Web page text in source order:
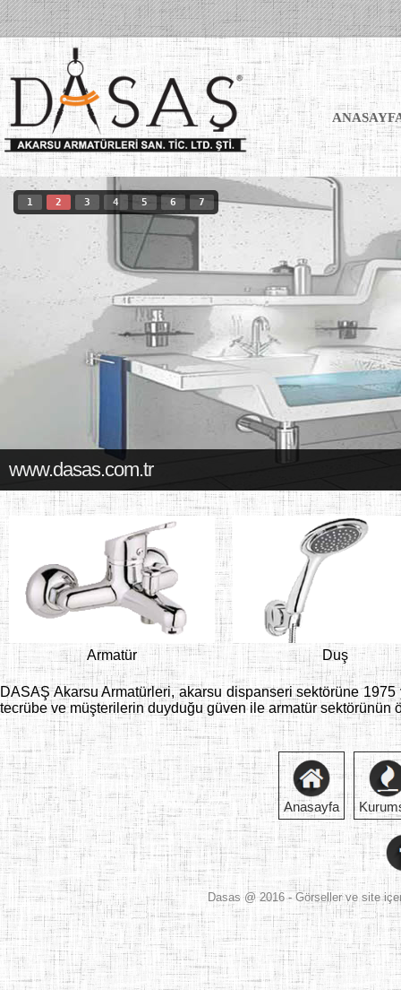
1 2 3 4 5 6 7
Armatür Duş
DASAŞ Akarsu Armatürleri, akarsu dispanseri sektörüne 1975
tecrübe ve müşterilerin duyduğu güven ile armatür sektörünün
Anasayfa
Dasas @ 2016 - Görseller ve site